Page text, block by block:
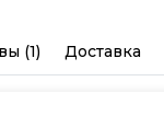
(1) Доставка